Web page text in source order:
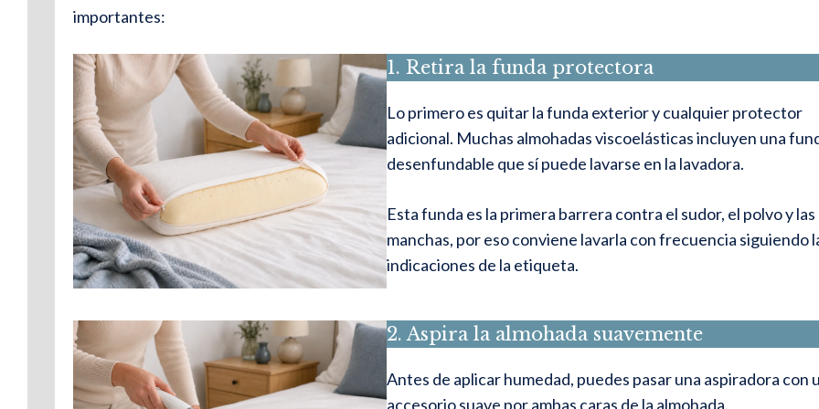
importantes:
1. Retira la funda protectora
Lo primero es quitar la funda exterior y cualquier protector
adicional. Muchas almohadas viscoelásticas incluyen una
desenfundable que sí puede lavarse en la lavadora.
Esta funda es la primera barrera contra el sudor, el polvo y las
manchas, por eso conviene lavarla con frecuencia siguiendo
indicaciones de la etiqueta.
2. Aspira la almohada suavemente
Antes de aplicar humedad, puedes pasar una aspiradora con
accesorio suave por ambas caras de la almohada.